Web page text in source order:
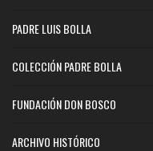
PADRE LUIS BOLLA
COLECCIÓN PADRE BOLLA
FUNDACIÓN DON BOSCO
ARCHIVO HISTÓRICO